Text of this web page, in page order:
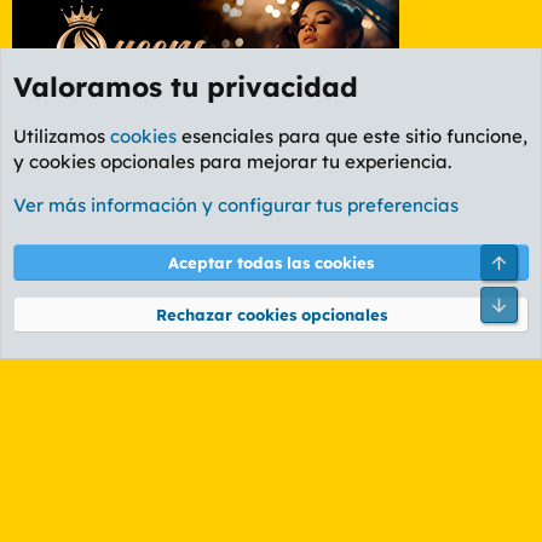
Foro General
Cookies
PL OLDSTYLE AMARILLO
Términos y reglas Política de privacidad Ayuda
Community platform by XenForo® © 2010-2026 XenForo Ltd.
Valoramos tu privacidad
Utilizamos cookies esenciales para que este sitio funcione,
y cookies opcionales para mejorar tu experiencia.
Ver más información y configurar tus preferencias
Aceptar todas las cookies
Rechazar cookies opcionales
Pie